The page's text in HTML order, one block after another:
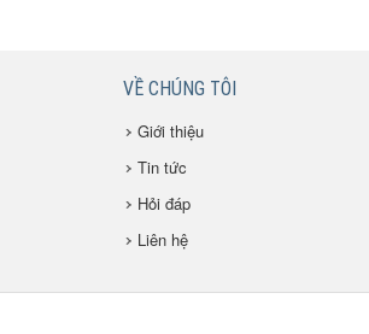
VỀ CHÚNG TÔI
Giới thiệu
Tin tức
Hỏi đáp
Liên hệ